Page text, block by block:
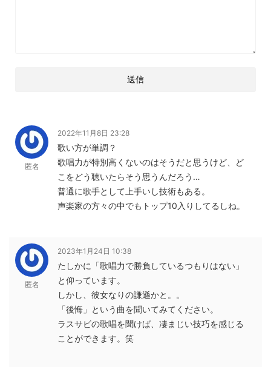
匿名
2022年11月8日 23:28
歌い方が単調？
歌唱力が特別高くないのはそうだと思うけど、ど
こをどう聴いたらそう思うんだろう…
普通に歌手として上手いし技術もある。
声楽家の方々の中でもトップ10入りしてるしね。
匿名
2023年1月24日 10:38
たしかに「歌唱力で勝負しているつもりはない」
と仰っています。
しかし、彼女なりの謙遜かと。。
「後悔」という曲を聞いてみてください。
ラスサビの歌唱を聞けば、凄まじい技巧を感じる
ことができます。笑